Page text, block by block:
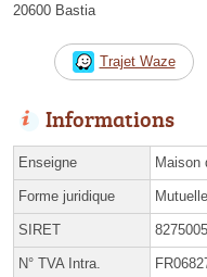
20600 Bastia
Trajet Waze
Informations
Enseigne Maison
Forme juridique Mutuelle
SIRET
N° TVA Intra.